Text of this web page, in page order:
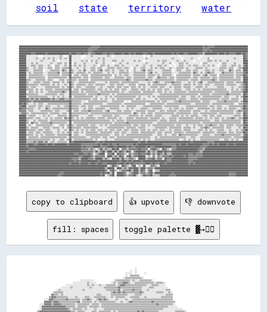
soil
state territory water
████████████████████████████████████████████████████████████▓▓▓▓▓▓▓▓██████████████████████████████████████████████████████████████████████████████████████▓▓██▓▓▓▓▓▓████████████████████████████
██████████████████████████████████████████████████████████▓▓▓▓▓▓▓▓████████████████████████████████████████████████████████████████████████████████████████▓▓▓▓▓▓████████████████████████████████
██████████████████████████████████████████████████████████▓▓▓▓████████████████████████████████████████████████████████████████████████████████████████████▓▓▓▓██▓▓██████████████████████████████
██████████▓▓▓▓████████▓▓██████████████████▓▓████▓▓▓▓██▓▓▓▓▒▒▓▓▓▓██████▓▓▓▓██▓▓▓▓██████▓▓████▓▓██▓▓██████▓▓▓▓████▓▓██████████████▓▓██▓▓████▓▓▓▓████████▓▓▓▓▒▒██████████▓▓████▓▓██▓▓▓▓▓▓████▓▓██▓▓
██████░░░░░░░░░░    ░░░░░░░░░░░░░░▒▒░░  ░░██░░░░░░░░    ░░░░▒▒░░░░░░░░░░░░▒▒░░  ░░░░░░░░░░░░░░░░░░░░░░░░  ░░  ▒▒░░░░░░░░░░░░░░░░░░░░░░  ░░░░░░░░░░░░░░░░  ░░░░░░░░░░░░░░░░░░░░░░░░░░░░░░░░░░██▓▓
██████░░░░░░░░▒▒░░░░▒▒░░▒▒░░▒▒░░░░▒▒░░▒▒░░██░░░░░░░░  ░░░░░░░░░░░░▒▒░░▒▒░░░░░░░░░░░░░░░░░░░░░░░░░░░░░░░░░░▒▒░░░░░░░░░░░░░░░░░░░░▒▒░░░░░░  ░░░░░░▒▒░░░░  ░░░░░░▒▒  ░░░░░░░░░░░░░░░░░░▒▒░░░░░░██▓▓
██████░░░░░░░░░░░░▒▒░░░░░░░░▒▒░░  ░░░░░░░░██░░░░░░░░▒▒░░▒▒  ▒▒░░▒▒░░░░▒▒░░░░░░▒▒▒▒░░░░▒▒░░░░░░░░▒▒░░▒▒░░  ░░░░░░░░░░▒▒░░▒▒▒▒░░░░░░░░▒▒░░░░▒▒░░░░░░  ░░░░░░░░░░▒▒▒▒░░▒▒░░▒▒░░░░▒▒░░░░░░░░░░░░████
██████░░░░▒▒░░▒▒░░░░░░░░░░▒▒░░░░▒▒▒▒░░▒▒░░██  ▒▒░░░░░░▒▒░░░░░░░░▒▒░░░░▒▒░░░░░░  ░░░░▒▒░░░░▒▒░░░░░░░░░░░░░░▒▒░░░░░░░░░░░░▒▒░░░░▒▒  ░░░░▒▒▒▒░░▒▒░░░░░░░░░░  ▒▒▒▒░░░░░░░░░░  ▒▒▒▒░░░░░░▒▒░░░░░░████
██████░░░░▒▒▒▒░░▒▒▒▒░░░░▒▒░░  ▒▒▒▒░░░░▒▒░░██░░▒▒░░▒▒░░▒▒░░░░░░▒▒░░  ▒▒▒▒░░▒▒░░░░▒▒▒▒░░▒▒░░░░░░░░░░▒▒░░░░▒▒░░░░▒▒░░░░▒▒▒▒░░▒▒░░  ░░  ░░▒▒▒▒░░░░▒▒░░▒▒▒▒░░░░▒▒░░▒▒░░▒▒░░  ░░▒▒▒▒░░░░▒▒▒▒░░▒▒░░▓▓██
██████▒▒░░░░▒▒░░▒▒▒▒░░░░▒▒▒▒  ▒▒▒▒░░▒▒▒▒▒▒██░░░░▒▒░░░░▒▒░░░░▒▒▒▒░░▒▒▒▒  ░░▒▒▒▒▒▒░░▒▒▒▒░░▒▒▒▒░░  ▒▒░░░░▒▒▒▒░░░░▒▒░░▒▒░░▒▒▒▒░░░░▒▒░░░░▒▒▒▒▒▒░░▒▒░░░░░░▒▒▒▒▒▒░░▒▒░░░░░░░░░░▒▒▒▒▒▒░░▒▒▒▒  ░░▒▒▒▒████
██████▒▒░░░░▒▒▒▒▒▒▒▒  ░░░░▒▒▒▒▒▒▒▒░░▓▓▒▒░░██▒▒░░░░▒▒░░▓▓░░░░▒▒▒▒░░▒▒▓▓░░▒▒▒▒░░▒▒░░░░▒▒▒▒░░▒▒  ░░▒▒░░░░▒▒▓▓░░▒▒▒▒░░░░░░░░▒▒▒▒▒▒▒▒  ░░▒▒▒▒░░░░▒▒▒▒░░▒▒▒▒░░░░░░▒▒▒▒░░▒▒░░░░▒▒▒▒░░░░▓▓▒▒░░▒▒▒▒░░████
██████░░▒▒░░▒▒▒▒▒▒▒▒░░░░▒▒▒▒▒▒▒▒▓▓░░▒▒▒▒▒▒██▒▒░░▒▒▒▒▒▒▒▒░░▒▒░░▒▒▒▒▒▒▒▒░░░░▒▒░░▒▒░░░░▒▒▒▒▒▒▒▒░░░░▒▒▒▒▒▒▒▒▒▒░░▒▒▓▓░░▒▒░░░░▒▒▒▒▒▒▒▒░░░░░░▒▒▒▒▒▒▒▒▒▒░░▓▓▒▒░░▒▒░░▒▒▓▓▒▒▒▒░░░░░░▓▓▒▒▒▒▒▒▒▒░░▒▒▒▒▒▒▓▓██
██████░░▒▒▒▒▒▒▒▒▒▒▒▒░░░░▒▒▒▒▒▒▒▒▒▒░░▒▒▒▒▒▒██  ▒▒▒▒░░▒▒▒▒▒▒  ▒▒▒▒▒▒▒▒▒▒▒▒▒▒▒▒▒▒  ▒▒░░▒▒░░▒▒▒▒░░░░▒▒▒▒▒▒▒▒▒▒░░▒▒▒▒▒▒░░▒▒░░▒▒▒▒▒▒▒▒░░  ▒▒▒▒▒▒▒▒▒▒▒▒░░▒▒▒▒▒▒░░▒▒▓▓░░▒▒▒▒▒▒  ▒▒▒▒▒▒▒▒▒▒▒▒░░▒▒▒▒▒▒██▓▓
██████░░▒▒▒▒▒▒▒▒▒▒▒▒▒▒  ▒▒▒▒▒▒▒▒▒▒▒▒▒▒▒▒░░██▒▒▒▒▒▒▒▒░░▒▒▒▒░░▒▒▒▒▒▒▒▒▒▒░░▒▒▒▒░░░░▒▒▒▒▒▒▒▒░░▒▒▒▒░░▒▒▒▒▒▒▒▒▒▒░░▒▒▒▒░░░░▓▓▒▒▒▒▒▒░░▒▒▒▒░░▒▒▒▒▒▒▒▒▒▒▒▒░░▒▒▒▒░░▒▒▒▒▒▒▒▒░░▒▒▒▒░░▒▒▒▒▒▒▒▒▒▒▒▒░░▒▒▒▒░░████
██████▒▒▒▒░░░░▒▒▒▒▒▒▒▒░░▒▒▒▒░░  ░░▒▒▒▒░░▒▒▓▓▒▒▒▒░░▒▒▒▒▒▒▒▒  ▒▒▒▒▒▒▒▒▒▒▒▒▒▒▒▒▒▒▒▒▒▒▒▒▒▒▒▒▒▒▓▓▒▒░░▒▒▒▒▒▒▒▒▒▒▓▓▒▒▒▒░░▒▒▒▒▒▒▒▒▒▒▒▒▒▒▒▒░░▒▒▒▒▒▒▒▒▒▒░░▒▒▒▒▒▒░░▒▒▒▒▒▒▒▒▒▒▓▓▒▒░░▒▒▒▒▒▒▒▒▒▒▒▒▒▒▒▒▒▒░░████
██████▒▒░░░░▒▒▒▒▒▒░░▒▒▒▒▒▒░░▒▒▒▒▒▒░░▒▒░░▒▒██▒▒░░░░▒▒▒▒▒▒▒▒▒▒▒▒▒▒░░░░░░░░▒▒░░▒▒▒▒▒▒▒▒░░▒▒▒▒▒▒▒▒▒▒▒▒▒▒░░░░░░░░▒▒░░▒▒▓▓▒▒░░░░▒▒▒▒▒▒▓▓▒▒▒▒▒▒░░░░░░▒▒░░▒▒░░▒▒▓▓░░░░▒▒▒▒▒▒▒▒▒▒▒▒▒▒░░▒▒▒▒▒▒░░▒▒▒▒▒▒████
██████▒▒▒▒▒▒▒▒▒▒░░▒▒▒▒▒▒▒▒░░▒▒░░▒▒░░░░▒▒░░██▒▒░░▒▒▒▒▒▒▒▒░░▒▒▒▒░░▒▒▒▒▒▒▒▒░░░░▒▒▒▒░░▒▒▒▒▒▒░░░░▒▒▒▒▒▒  ▒▒▒▒▒▒░░▒▒░░▒▒▒▒▒▒▒▒▒▒▒▒░░░░▒▒▒▒▒▒▒▒░░▒▒▒▒▒▒░░▒▒░░▒▒▒▒░░▒▒▒▒░░░░▒▒▒▒▒▒▒▒░░▒▒▒▒▒▒▒▒░░░░▒▒▓▓██
██████▒▒░░▒▒▒▒░░░░░░░░▒▒▒▒▒▒▒▒▒▒▒▒░░▒▒░░▒▒██▒▒░░▒▒▒▒░░░░▒▒▒▒▒▒▒▒░░░░▒▒░░░░▒▒▒▒▒▒░░▒▒▒▒░░▒▒▒▒░░▒▒▒▒░░▒▒░░▒▒░░░░▒▒▒▒▒▒░░▒▒▒▒░░░░▒▒░░▒▒▒▒▒▒░░▒▒▒▒▒▒░░░░▒▒▒▒▒▒░░▒▒░░░░░░░░▒▒▒▒▒▒░░░░░░▒▒░░░░▒▒▒▒▓▓██
██████▒▒▒▒▒▒░░▒▒░░▒▒░░▒▒▒▒▒▒░░▒▒▒▒▒▒▒▒▒▒▒▒██░░▒▒▒▒░░▒▒▒▒▒▒▒▒▒▒▒▒░░▒▒▒▒░░▒▒░░▒▒░░▒▒▒▒░░▒▒▒▒░░░░▒▒▒▒▒▒░░▒▒▒▒░░▒▒░░▒▒░░▒▒▒▒░░▒▒▒▒░░░░▒▒▒▒▒▒░░░░▒▒▒▒░░▒▒░░▒▒░░▒▒▒▒▒▒▒▒▒▒▒▒▒▒▒▒▒▒▒▒░░░░▒▒░░▒▒░░▒▒▓▓██
██████  ▒▒▒▒░░▒▒░░▒▒░░░░▒▒▒▒▒▒▒▒▒▒▒▒▓▓▒▒░░██▒▒▒▒▒▒░░▒▒░░▒▒▒▒▒▒▒▒▒▒░░▒▒▒▒▒▒▒▒▒▒▒▒▒▒▒▒░░▒▒░░░░▒▒▒▒▒▒▒▒▒▒░░▒▒▒▒▒▒▒▒▒▒░░▒▒▒▒░░▒▒░░▒▒░░▒▒▒▒▒▒▒▒▒▒░░▒▒▒▒▒▒▒▒▒▒▒▒▒▒▒▒▒▒▒▒░░▒▒▒▒▒▒▒▒▒▒▒▒░░▒▒▒▒▒▒▒▒▒▒████
██████▒▒▒▒▒▒▒▒▒▒░░░░░░▒▒▒▒▒▒▒▒▒▒░░▒▒▒▒░░░░██▒▒▒▒▒▒▒▒▒▒▒▒░░▒▒▒▒▒▒▒▒▓▓▒▒▒▒▒▒▒▒░░▒▒░░▒▒▒▒▒▒▒▒▒▒▒▒▒▒▒▒▒▒▒▒▒▒▒▒▒▒▒▒▒▒░░░░░░▒▒▒▒▒▒▒▒▒▒▒▒▒▒▒▒▒▒▒▒▒▒▒▒▒▒▒▒▒▒▒▒░░▒▒▒▒▒▒▒▒░░▒▒▒▒▒▒▒▒▒▒▒▒▓▓▒▒▒▒▒▒▒▒▒▒░░██▓▓
██████░░▒▒▒▒▒▒▒▒▒▒▒▒▒▒▒▒░░░░▒▒░░▒▒░░▒▒░░░░██░░▒▒▒▒▒▒▒▒▒▒▒▒▒▒▒▒░░▒▒░░░░░░▒▒░░▒▒░░▒▒▒▒▒▒▒▒▒▒▒▒▒▒▒▒▒▒░░▒▒░░░░░░▒▒░░▒▒░░▒▒▒▒▒▒▒▒▒▒▒▒▒▒▒▒▒▒░░▒▒▒▒░░░░▒▒▒▒░░▒▒░░▒▒▒▒▒▒▒▒▒▒▒▒▒▒▒▒░░▒▒▒▒░░░░░░▒▒░░▒▒████
██████▓▓▒▒▓▓▒▒▓▓▒▒▓▓▓▓▓▓▓▓▒▒▓▓▒▒▒▒▓▓▓▓▒▒▒▒▓▓▒▒▒▒▒▒▒▒▒▒▒▒▒▒▒▒░░▒▒▒▒  ▒▒░░▒▒░░░░▒▒░░▒▒▒▒▒▒▒▒▒▒▒▒▒▒░░▒▒▒▒░░▒▒░░░░░░░░▒▒░░▒▒▒▒▒▒▒▒▒▒▒▒▒▒░░▒▒▒▒▒▒░░░░▒▒▒▒▒▒░░▒▒▒▒▒▒▒▒▒▒▒▒▒▒▒▒░░▒▒▒▒▒▒░░▒▒▒▒▒▒░░░░██▓▓
██████▓▓▓▓▒▒▓▓▓▓▓▓▓▓▓▓▓▓▓▓▓▓▓▓▓▓▓▓▓▓▓▓▓▓▓▓██▒▒▒▒▒▒▒▒░░░░  ▒▒▒▒▒▒▒▒▒▒▒▒▒▒▒▒░░░░▒▒▒▒▒▒▒▒▒▒  ░░  ▒▒▒▒▒▒▒▒▒▒▒▒▒▒▒▒▒▒▒▒░░▒▒░░▒▒▒▒░░░░░░▒▒▒▒▓▓▒▒▒▒▒▒▒▒▒▒▒▒▒▒▒▒░░▒▒▒▒▒▒░░░░░░▒▒▒▒▒▒▓▓▒▒▒▒▒▒▒▒▒▒░░▒▒████
██▓▓██▒▒░░░░▒▒░░▒▒▒▒░░░░▒▒▒▒▒▒▒▒▒▒▒▒▒▒▒▒▒▒██▒▒▒▒▒▒▒▒░░▒▒▒▒▒▒▒▒▒▒▒▒▒▒▒▒░░░░▒▒▒▒▒▒▒▒▒▒▒▒░░▒▒▒▒▒▒▒▒▒▒▒▒▒▒▒▒▒▒  ░░▒▒▒▒▒▒▒▒▒▒▒▒░░▒▒▒▒▒▒▒▒▒▒▒▒▒▒▒▒▒▒▒▒░░░░▒▒▒▒▒▒▒▒▒▒▒▒░░▒▒▒▒▒▒▒▒▒▒▒▒▒▒▒▒▒▒░░  ▒▒▒▒▓▓▓▓
▓▓████░░▒▒▒▒▒▒░░▒▒▒▒░░▒▒▒▒░░░░░░▒▒░░░░▒▒▒▒██▒▒▒▒▒▒░░▒▒▒▒░░▒▒▒▒░░░░░░▒▒▒▒▒▒▒▒▒▒▒▒▒▒▒▒░░▒▒░░▒▒▒▒▒▒▒▒░░░░░░▒▒▒▒▒▒▒▒▒▒▒▒▒▒▒▒░░▒▒▒▒▒▒▒▒▒▒▒▒░░░░░░▒▒▒▒▒▒▒▒▒▒▒▒▒▒▒▒▒▒░░▒▒▒▒░░▒▒▒▒░░░░░░▒▒▒▒▒▒▒▒▒▒▒▒██▓▓
██▓▓▓▓▒▒▒▒▒▒░░░░▒▒░░░░▓▓▒▒░░▒▒▒▒▒▒▒▒▒▒▒▒▒▒██▒▒▒▒▒▒░░░░▒▒░░▒▒▒▒░░▒▒▒▒▒▒▒▒░░░░▒▒▒▒▒▒▒▒░░░░░░▒▒░░▒▒░░░░░░▒▒▒▒▒▒░░░░▒▒▒▒▒▒▒▒░░░░░░▒▒░░▒▒▒▒░░▒▒░░▒▒▒▒▒▒░░░░▒▒▒▒▒▒▒▒▒▒░░▒▒░░▒▒▒▒░░▒▒░░▒▒▒▒▒▒░░░░▒▒██▓▓
▓▓▓▓▓▓░░▒▒▒▒░░░░░░▒▒▒▒▒▒▒▒▒▒░░▒▒▒▒░░░░░░▒▒██░░▒▒▒▒░░▒▒▒▒▒▒▓▓▒▒▒▒▒▒▒▒▒▒░░▒▒▓▓░░░░░░▒▒▒▒░░▒▒▒▒▒▒░░░░▒▒▒▒▒▒▒▒░░▒▒▒▒▒▒░░░░▒▒▒▒░░▒▒▒▒▒▒▒▒░░▒▒▒▒▒▒▒▒▒▒░░▒▒▒▒▒▒░░░░▒▒░░▒▒▒▒▒▒▒▒▒▒▒▒▒▒▒▒▒▒▒▒░░▒▒▓▓▒▒▓▓▓▓
▒▒▓▓▓▓▒▒░░▒▒▒▒▒▒▒▒▒▒▒▒▒▒░░▒▒▒▒▒▒▒▒░░▒▒▒▒░░██▒▒▒▒▒▒▒▒▒▒▒▒▒▒░░▒▒▒▒▒▒▒▒▒▒▒▒▒▒▒▒▒▒▒▒▒▒▒▒▒▒▒▒▒▒▒▒▒▒░░▓▓▒▒░░▒▒▒▒░░▒▒▒▒░░▒▒▒▒▒▒▒▒▒▒▒▒▒▒▒▒░░▒▒▒▒▒▒▒▒▒▒▒▒░░▒▒▒▒░░▒▒▒▒▒▒▒▒▒▒▒▒▒▒░░▒▒▒▒▒▒▒▒▒▒▒▒░░▒▒▒▒░░██▓▓
██████░░▒▒▒▒▒▒  ░░░░▒▒░░▒▒░░░░  ▒▒▒▒▒▒▒▒░░██▒▒▒▒▒▒░░░░░░░░▒▒▒▒░░░░░░░░▒▒▒▒▒▒▒▒░░▒▒▒▒░░░░░░░░▒▒▒▒▒▒▒▒░░▒▒░░▒▒▒▒▒▒░░▒▒▒▒▒▒░░░░░░░░▒▒▒▒▒▒░░▒▒░░▒▒░░▒▒▒▒▒▒░░░░▒▒▒▒░░▒▒▒▒░░▒▒▒▒░░░░░░░░░░▒▒▒▒▒▒░░██▓▓
██████▒▒▒▒▒▒░░▒▒▒▒░░░░▒▒░░▒▒░░▒▒▒▒▒▒░░▓▓▒▒██▒▒░░▒▒░░▒▒░░▒▒▒▒▒▒▒▒░░▒▒▒▒▒▒░░▒▒▒▒▒▒▒▒░░▒▒░░░░▒▒▒▒▒▒░░▒▒▒▒▒▒▒▒▒▒░░▒▒▒▒▒▒▒▒░░▒▒░░░░▒▒▒▒▒▒░░▒▒▒▒▒▒▒▒▒▒▒▒░░▒▒▒▒▒▒░░▒▒░░▒▒░░▒▒▒▒░░▒▒░░▒▒▒▒▓▓▒▒░░▒▒▒▒████
██████▒▒░░░░▒▒░░▒▒▒▒▒▒▒▒░░▒▒▒▒▒▒▒▒▒▒▒▒▒▒▒▒██▒▒▒▒▒▒▒▒▒▒▒▒▒▒▒▒▒▒▒▒▒▒▒▒▒▒▒▒▒▒▒▒░░▒▒░░▒▒▒▒▒▒░░▒▒▒▒▒▒▒▒▒▒▒▒▒▒▒▒▒▒▒▒▒▒▒▒▒▒░░▒▒▒▒▒▒░░▒▒▒▒▒▒░░▒▒▒▒▒▒▒▒▒▒▒▒▒▒▒▒▒▒▒▒▒▒▒▒▒▒░░░░▒▒▒▒░░▒▒▒▒▒▒▒▒▒▒▒▒▒▒▒▒░░██▓▓
██████▒▒░░▓▓▒▒▒▒░░▒▒▒▒▒▒▒▒▓▓▒▒▒▒▒▒▒▒▒▒▒▒░░██░░▒▒▒▒▒▒▒▒▒▒▒▒▒▒▒▒▒▒▒▒▒▒▒▒▒▒▒▒▒▒▒▒░░▒▒▒▒▒▒▒▒▒▒▓▓▒▒▒▒▒▒▒▒▒▒▒▒▒▒▒▒▒▒▒▒░░░░▒▒▒▒▒▒▒▒▒▒▒▒▒▒▒▒▒▒▒▒▒▒▒▒▒▒▒▒▒▒▒▒▒▒▒▒░░▒▒▒▒▒▒▒▒▒▒▒▒▒▒▒▒▒▒▒▒▒▒▒▒▒▒▒▒▒▒▒▒░░██▓▓
██████░░▒▒░░  ▒▒▒▒▒▒▒▒▒▒▒▒▒▒░░  ░░▒▒▒▒░░▒▒██▒▒░░▒▒▒▒▒▒▒▒▒▒░░▒▒▒▒░░░░▒▒░░▒▒░░▒▒▒▒▒▒▒▒▒▒▒▒▒▒▒▒▒▒░░▒▒▒▒░░▒▒▒▒░░▒▒░░▒▒▒▒▒▒▒▒▒▒▒▒▒▒▒▒▒▒░░▒▒▒▒░░░░▒▒░░░░▒▒░░▒▒▒▒░░▒▒▒▒▓▓▒▒▒▒░░▒▒▒▒░░▒▒▒▒▒▒░░▒▒▒▒▒▒▓▓██
██████▒▒░░▒▒▒▒▒▒░░░░▒▒▒▒▒▒░░▒▒▒▒▒▒░░▒▒  ▒▒██▒▒▒▒▒▒▒▒░░▒▒▒▒▒▒▒▒▒▒▒▒░░░░░░░░▒▒▒▒▒▒▒▒▒▒▒▒▒▒░░▒▒▒▒▒▒▒▒░░▒▒▒▒▒▒░░░░░░░░▒▒▒▒▒▒▒▒▒▒░░▒▒▒▒▒▒▒▒▒▒░░▒▒▒▒▒▒░░▒▒░░░░▒▒▒▒▓▓▒▒░░▒▒▒▒▒▒▒▒▒▒░░▒▒▒▒░░░░░░▒▒░░██▓▓
██████▒▒▒▒▒▒▒▒░░▒▒▒▒░░▒▒▒▒░░░░░░▒▒░░░░▒▒░░██▒▒░░▒▒░░▒▒░░▒▒░░▒▒▒▒░░▒▒▒▒░░▒▒░░▒▒▒▒░░▒▒▒▒░░▒▒▒▒░░▒▒▒▒▒▒░░▒▒▒▒░░▒▒░░▒▒▒▒░░▒▒▒▒░░░░▒▒░░▒▒▒▒▒▒░░▒▒▒▒▒▒░░░░░░▒▒▒▒░░▒▒░░▒▒░░░░▒▒▒▒▒▒░░░░▒▒░░░░▒▒░░▒▒▓▓██
██████░░▒▒▒▒░░▒▒▒▒░░▒▒▒▒▒▒▒▒░░░░▒▒░░▒▒░░▒▒▓▓░░▒▒▒▒░░▒▒░░▒▒▒▒▒▒▒▒▒▒░░▒▒▒▒▒▒▒▒▒▒░░▒▒▒▒░░▒▒▒▒░░░░▒▒▒▒▒▒░░▒▒▒▒▒▒▒▒▒▒▒▒░░▒▒▒▒░░▒▒▒▒▒▒░░▒▒▒▒▒▒▒▒░░▒▒▒▒▒▒▒▒▒▒▒▒░░▒▒▒▒▒▒▒▒▒▒░░▒▒▒▒▒▒▒▒░░▒▒▒▒░░▒▒▒▒▒▒██▓▓
██████▒▒▒▒▒▒░░▒▒░░▒▒░░▒▒▒▒▒▒▒▒░░▒▒▒▒▒▒▒▒▒▒██░░▒▒▒▒░░░░░░▒▒▒▒▒▒▒▒▒▒▒▒▒▒▒▒▒▒▒▒░░░░▒▒▒▒░░▒▒░░▒▒▒▒▒▒▒▒▒▒▒▒▒▒▒▒▒▒▒▒▒▒░░░░▒▒▒▒░░▒▒░░░░▒▒▒▒░░▓▓▒▒▒▒▒▒▒▒▒▒▒▒▒▒░░░░▒▒▒▒▒▒░░░░▒▒▒▒▒▒▓▓▒▒▒▒▒▒▒▒▒▒▒▒▒▒░░▓▓██
██████░░▒▒▒▒▒▒▒▒░░▒▒▒▒▒▒▒▒▒▒▒▒▒▒▒▒▒▒▒▒▒▒░░▓▓▒▒▒▒▒▒▒▒▒▒▒▒░░░░▒▒▒▒▒▒▒▒░░▒▒▒▒░░▒▒▒▒░░▒▒▒▒▒▒▒▒▒▒▒▒▒▒▒▒▒▒▒▒▒▒▒▒▒▒▒▒░░░░▒▒░░▒▒▒▒▒▒▒▒▒▒▒▒▒▒▒▒▒▒▒▒▒▒░░░░▒▒▒▒░░░░▒▒▒▒▒▒▒▒▒▒▒▒▒▒▒▒▒▒▒▒▒▒▒▒▒▒░░▒▒▒▒▒▒▒▒████
██████▒▒▒▒▒▒▒▒▒▒▒▒▒▒▒▒▒▒▒▒░░▒▒░░░░▒▒▒▒░░▒▒██░░▒▒▒▒▒▒▒▒▒▒▒▒▒▒▒▒░░▒▒  ░░░░▒▒░░░░░░▒▒▒▒▒▒▒▒▒▒▒▒▒▒▒▒░░░░▒▒░░▒▒░░▒▒░░░░▒▒▒▒▒▒▒▒▒▒▒▒▒▒▒▒▒▒▒▒░░░░▒▒░░▒▒░░▒▒░░░░▒▒▒▒▒▒▒▒▒▒▒▒▒▒▒▒░░░░▒▒▒▒░░▒▒░░▒▒░░░░████
██████▒▒▒▒▒▒▓▓▒▒▓▓▓▓▒▒▓▓░░▒▒▒▒░░▒▒▒▒▒▒▒▒░░██▓▓██████████████████▓▓▓▓██▓▓████████████████████████████▓▓████▓▓████████████████████████████████████▓▓████████████▓▓▓▓▓▓████████████████████████████
██████▓▓████▓▓▓▓██████▓▓████▓▓██████████▓▓██████████▓▓▓▓▓▓▓▓▓▓▓▓▓▓██▓▓████▓▓██▓▓▓▓██▓▓▓▓▓▓▓▓▓▓▓▓██▓▓████████████████████▓▓▓▓▓▓▓▓▓▓▓▓██▓▓████▓▓████████████▓▓▓▓▓▓██▓▓██▓▓██████▓▓████▓▓██████████
██████▓▓████████████████████████████████████████████▓▓██▓▓▓▓▓▓██████▓▓▓▓▓▓██████▓▓████████▓▓██▓▓▓▓████████▓▓██▓▓▓▓██████████████▓▓▓▓████████████████████▓▓▓▓▓▓██████████████████████████████████
████████▓▓▓▓▓▓██████████████████████████████████████▓▓▓▓▓▓▒▒▓▓▒▒░░▒▒██▒▒▓▓▒▒▒▒██▓▓██  ▓▓▓▓▒▒▓▓▓▓▓▓▓▓██▓▓▓▓▓▓░░▓▓██▓▓▒▒░░██▓▓▒▒░░▓▓▓▓██████████████████▓▓▓▓▒▒████████████████████████████████████
██████▓▓████████████████████████████████████████████▓▓▓▓▓▓▓▓▓▓▒▒██▒▒▓▓██▒▒████▒▒██▒▒██▓▓▒▒██▓▓░░▓▓████████▒▒██▒▒▓▓▒▒████▓▓██▓▓▓▓██████████████████████▓▓▒▒██████████████████████████████████████
██████████████████████████████████████████████▓▓▓▓████▓▓▓▓██▓▓░░▒▒▓▓████  ▓▓▓▓██  ██▓▓▓▓▒▒░░▓▓▒▒▓▓▓▓██▓▓▓▓▓▓██▒▒▓▓▒▒██▓▓▒▒██▒▒▒▒██████████████▓▓▓▓██▓▓▓▓▓▓██████████████████████████████████████
██████████████████████████████████████████████████▓▓▓▓██████▓▓▒▒▓▓▓▓▓▓▓▓░░████▒▒▓▓▒▒██▓▓░░▓▓██▒▒▓▓▓▓██████░░▒▒░░▓▓░░▓▓▒▒▓▓▓▓▓▓██▓▓████████▓▓██▓▓▓▓▓▓▓▓▓▓▓▓██████████████████████████████████████
████████████████████████████████████████████▓▓▓▓▓▓▒▒██████▓▓▓▓▒▒██████▒▒▓▓▒▒░░██▓▓██▒▒██▒▒▒▒▓▓▓▓▒▒  ██████▒▒▓▓▓▓██▒▒▓▓▓▓░░██▓▓▓▓██████████████▓▓▓▓▓▓▓▓██████████████████████████████████████████
██████████████████████████████████████████████▓▓██▓▓██████████████▓▓████████████████▓▓████▓▓██▓▓██████▓▓████████████████████▓▓▓▓██████████████▓▓▓▓██████████████████████████████████████████████
██████████████████████████████████████████▓▓██████▓▓██████▓▓████▓▓████▓▓▓▓████████▓▓████▓▓██▓▓██▓▓▓▓▓▓▓▓▓▓████▓▓██▓▓▓▓████▓▓██████████████████▓▓██▓▓████████████████████████████████████████████
██████████████████████████████████████████████████████████████████████████░░▒▒██▓▓▒▒  ██▓▓▒▒░░▓▓██  ▒▒░░██░░░░▓▓▓▓▒▒░░██████████████████████████████████████████████████████████████████████████
████████████████████████████████████████████████████████████████████████▒▒██████░░████▒▒▓▓▒▒██▓▓████▒▒████▒▒▓▓▓▓▒▒███████████████████████████████████████████
copy to clipboard 👍 upvote 👎 downvote
fill: spaces toggle palette ▓→✊🏽